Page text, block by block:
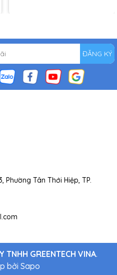
ĐĂNG KÝ
Phường Tân Thới Hiệp, TP.
TNHH GREENTECH VINA.
bởi Sapo